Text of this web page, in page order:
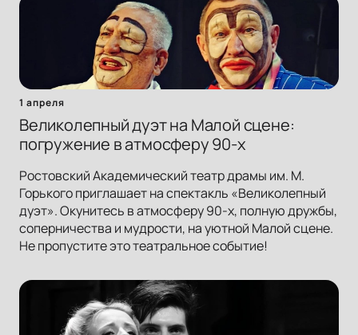
1 апреля
Великолепный дуэт на Малой сцене:
погружение в атмосферу 90-х
Ростовский Академический театр драмы им. М.
Горького приглашает на спектакль «Великолепный
дуэт». Окунитесь в атмосферу 90-х, полную дружбы,
соперничества и мудрости, на уютной Малой сцене.
Не пропустите это театральное событие!